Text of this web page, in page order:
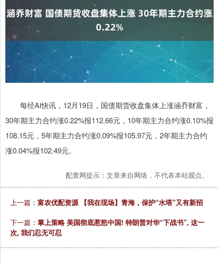
每经AI快讯，12月19日，国债期货收盘集体上涨涵乔财富，
30年期主力合约涨0.22%报112.66元，10年期主力合约涨0.10%报
108.15元，5年期主力合约涨0.09%报105.97元，2年期主力合约
涨0.04%报102.49元。
配查网提示：文章来自网络，不代表本站观点。
上一篇： 富农优配资源 【我在现场】青海，保护“水塔”又有新招
下一篇： 掌上策略 美国彻底惹怒中国! 特朗普对华“下战书”, 这一
次, 我们忍无可忍